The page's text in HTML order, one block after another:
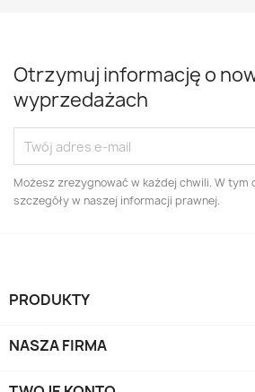
Otrzymuj informację o
wyprzedażach
Możesz zrezygnować w każdej chwili. W tym
szczegóły w naszej informacji prawnej.
PRODUKTY
NASZA FIRMA